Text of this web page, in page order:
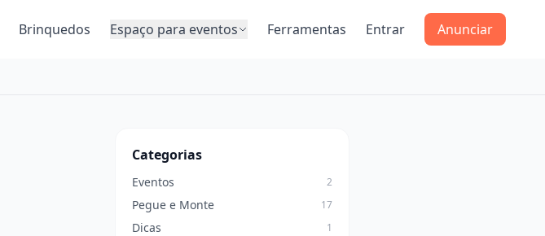
Brinquedos Espaço para eventos Ferramentas Entrar Anunciar
Categorias
Eventos 2
Pegue e Monte 17
Dicas 1